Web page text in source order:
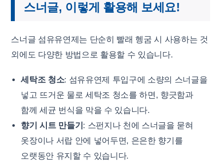
스너글, 이렇게 활용해 보세요!
스너글 섬유유연제는 단순히 빨래 헹굼 시 사용하는 것
외에도 다양한 방법으로 활용할 수 있습니다.
세탁조 청소: 섬유유연제 투입구에 소량의 스너글을
넣고 뜨거운 물로 세탁조 청소를 하면, 향긋함과
함께 세균 번식을 막을 수 있습니다.
향기 시트 만들기 : 스펀지나 천에 스너글을 묻혀
옷장이나 서랍 안에 넣어두면, 은은한 향기를
오랫동안 유지할 수 있습니다.